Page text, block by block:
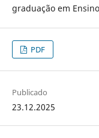
graduação em
PDF
Publicado
23.12.2025